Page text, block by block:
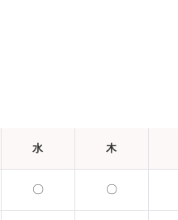
水 木
〇 〇